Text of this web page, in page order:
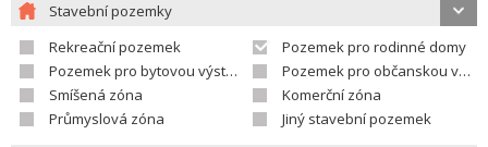
Stavební pozemky
Rekreační pozemek
Pozemek pro rodinné domy
Pozemek pro bytovou výstavbu
Pozemek pro občanskou vybavenost
Smíšená zóna
Komerční zóna
Průmyslová zóna
Jiný stavební pozemek